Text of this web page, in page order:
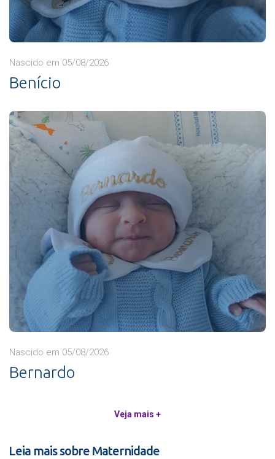
Nascido em 05/08/2026
Benício
Nascido em 05/08/2026
Bernardo
Veja mais +
Leia mais sobre Maternidade